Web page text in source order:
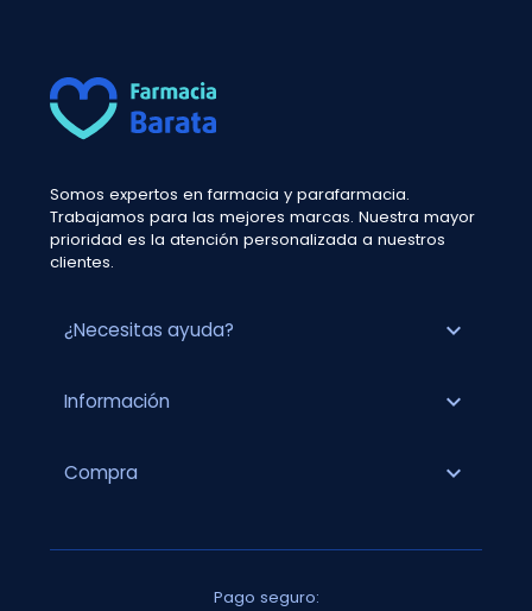
Somos expertos en farmacia y parafarmacia.
Trabajamos para las mejores marcas. Nuestra mayor
prioridad es la atención personalizada a nuestros
clientes.
¿Necesitas ayuda? expand_more
Información expand_more
Compra expand_more
Pago seguro: